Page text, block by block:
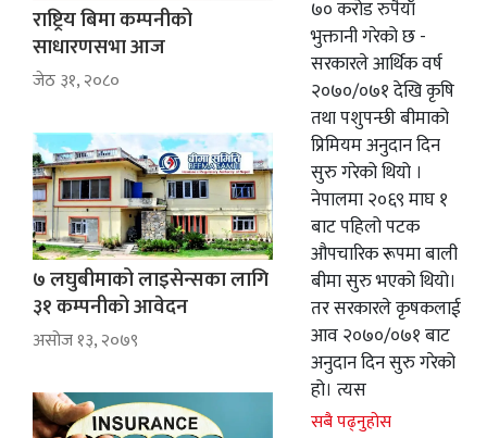
संस्कृति/
संस्कार
खेलकुद
सूचना/
प्रविधि
पर्यटन
इन्द्रेणी–
विशेष
संस्कार
प्रदेश
सूचना/
प्रविधि
पर्यटन
इन्द्रेणी–
विशेष
७० करोड रुपैयाँ
भुक्तानी गरेको छ -
सरकारले आर्थिक वर्ष
२०७०/०७१ देखि कृषि
तथा पशुपन्छी बीमाको
प्रिमियम अनुदान दिन
सुरु गरेको थियो ।
नेपालमा २०६९ माघ १
बाट पहिलो पटक
औपचारिक रूपमा बाली
बीमा सुरु भएको थियो।
तर सरकारले कृषकलाई
आव २०७०/०७१ बाट
अनुदान दिन सुरु गरेको
हो। त्यस
सबै पढ्नुहोस
राष्ट्रिय बिमा कम्पनीको
साधारणसभा आज
जेठ ३१, २०८०
७ लघुबीमाको लाइसेन्सका लागि
३१ कम्पनीको आवेदन
असोज १३, २०७९